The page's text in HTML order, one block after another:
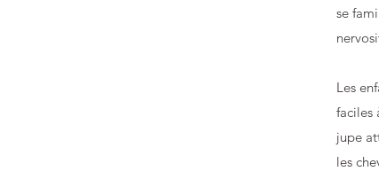
se
Les
faciles
jupe
les